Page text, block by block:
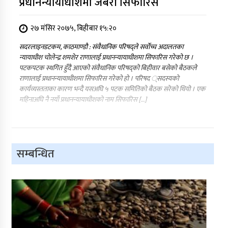
२७ मंसिर २०७५, बिहीबार १५:२०
सदरलाइनडटकम, काठमाण्डौ : संवैधानिक परिषद्ले सर्वोच्च अदालतका
न्यायाधीश चोलेन्द्र शमशेर राणालाई प्रधानन्यायाधीशमा सिफारिस गरेको छ ।
पटकपटक स्थगित हुँदै आएको संवैधानिक परिषद्को बिहीवार बसेको बैठकले
राणालाई प्रधानन्यायाधीशमा सिफारिस गरेको हो । परिषद ्सदस्यको
कार्यव्यस्तताका कारण भन्दै यसअघि ५ पटक समितिको बैठक सरेको थियो । एक
महिनाअघि नै नयाँ प्रधानन्यायाधीशको नाम सिफारिस […]
सम्बन्धित